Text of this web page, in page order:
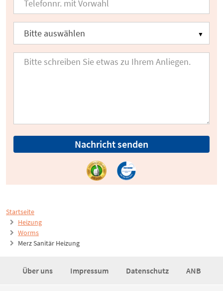
Startseite
Heizung
Worms
Merz Sanitär Heizung
Nachricht senden
Über uns Impressum Datenschutz ANB